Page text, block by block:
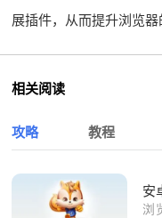
展插件，从而提升浏览器
相关阅读
攻略 教程
安
浏